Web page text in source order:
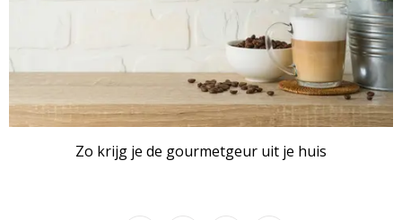
Zo krijg je de gourmetgeur uit je huis